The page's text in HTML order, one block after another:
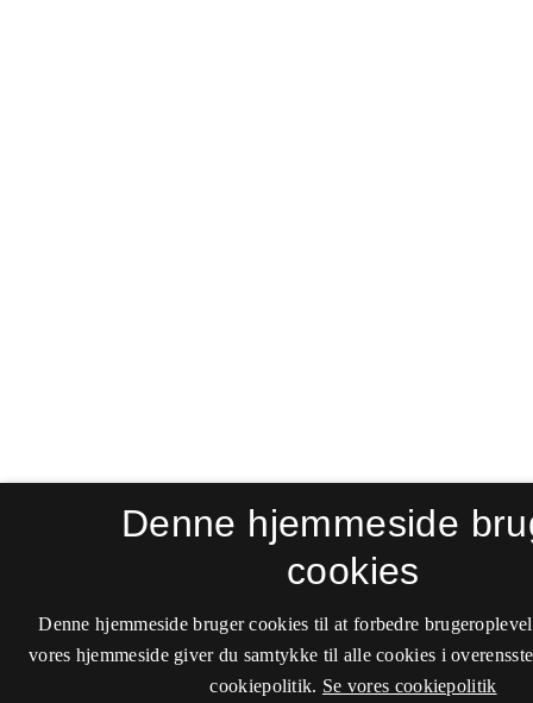
Denne hjemmeside
cookies
Denne hjemmeside bruger cookies til at forbedre
vores hjemmeside giver du samtykke til alle cookies i
cookiepolitik. Se vores cookiepolitik